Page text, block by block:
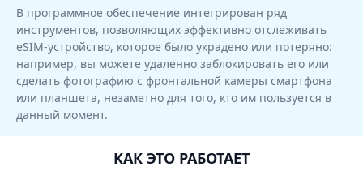
В программное обеспечение интегрирован ряд
инструментов, позволяющих эффективно отслеживать
eSIM-устройство, которое было украдено или потеряно:
например, вы можете удаленно заблокировать его или
сделать фотографию с фронтальной камеры смартфона
или планшета, незаметно для того, кто им пользуется в
данный момент.
КАК ЭТО РАБОТАЕТ